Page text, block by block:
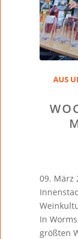
AUS
09. März
In
größten